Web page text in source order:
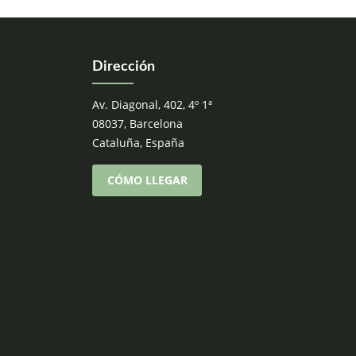
Dirección
Av. Diagonal, 402, 4º 1ª
08037, Barcelona
Cataluña, España
CÓMO LLEGAR